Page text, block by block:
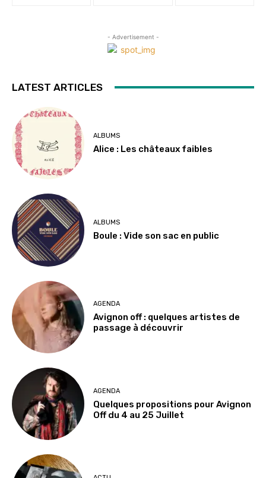
- Advertisement -
LATEST ARTICLES
ALBUMS
Alice : Les châteaux faibles
ALBUMS
Boule : Vide son sac en public
AGENDA
Avignon off : quelques artistes de
passage à découvrir
AGENDA
Quelques propositions pour Avignon
Off du 4 au 25 Juillet